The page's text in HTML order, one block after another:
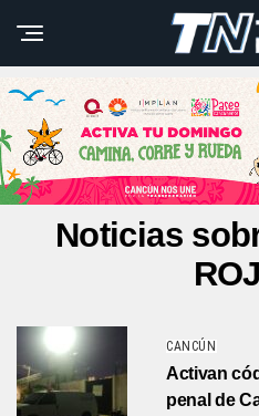
Noticias
CANCÚN
Activan
penal de